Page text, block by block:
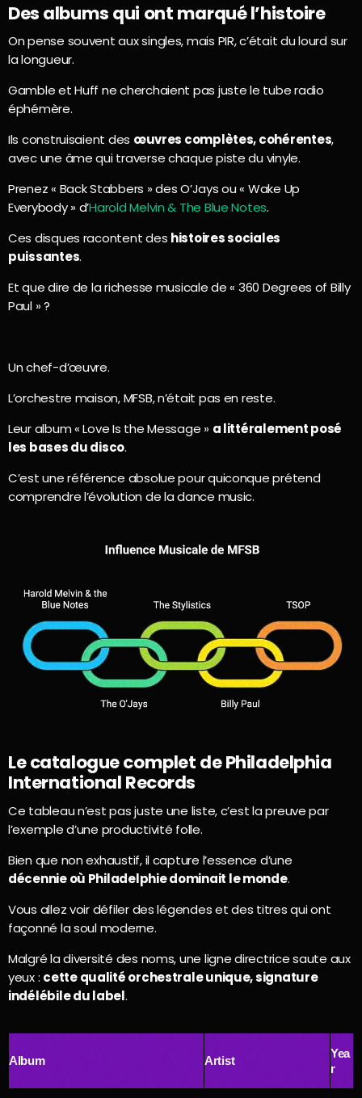
Des albums qui ont marqué l’histoire
On pense souvent aux singles, mais PIR, c’était du lourd sur
la longueur.
Gamble et Huff ne cherchaient pas juste le tube radio
éphémère.
Ils construisaient des œuvres complètes, cohérentes,
avec une âme qui traverse chaque piste du vinyle.
Prenez « Back Stabbers » des O’Jays ou « Wake Up
Everybody » d’Harold Melvin & The Blue Notes.
Ces disques racontent des histoires sociales
puissantes.
Et que dire de la richesse musicale de « 360 Degrees of Billy
Paul » ?
Un chef-d’œuvre.
L’orchestre maison, MFSB, n’était pas en reste.
Leur album « Love Is the Message » a littéralement posé
les bases du disco.
C’est une référence absolue pour quiconque prétend
comprendre l’évolution de la dance music.
Le catalogue complet de Philadelphia
International Records
Ce tableau n’est pas juste une liste, c’est la preuve par
l’exemple d’une productivité folle.
Bien que non exhaustif, il capture l’essence d’une
décennie où Philadelphie dominait le monde.
Vous allez voir défiler des légendes et des titres qui ont
façonné la soul moderne.
Malgré la diversité des noms, une ligne directrice saute aux
yeux : cette qualité orchestrale unique, signature
indélébile du label.
Album Artist
Yea
r